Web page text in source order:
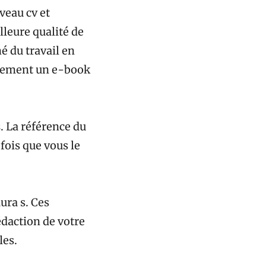
cv et
qualité de
du travail en
un e-book
La référence du
que vous le
s. Ces
de votre